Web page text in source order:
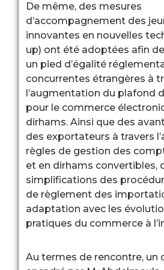
De même, des mesures
d’accompagnement des
innovantes en nouvelles
up) ont été adoptées afin
un pied d’égalité
concurrentes étrangères à
l’augmentation du plafond
pour le commerce
dirhams. Ainsi que des
des exportateurs à travers
règles de gestion des
et en dirhams convertibles,
simplifications des
de règlement des
adaptation avec les
pratiques du commerce à
Au termes de rencontre, un